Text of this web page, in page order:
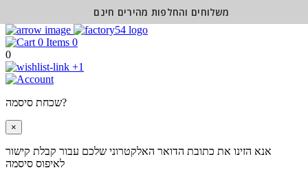
0
0
+1
שכחת סיסמה?
×
אנא הזינו את כתובת הדואר האלקטרוני שלכם עבור קבלת קישור
לאיפוס סיסמה
משלוחים והחלפות מהירים חינם